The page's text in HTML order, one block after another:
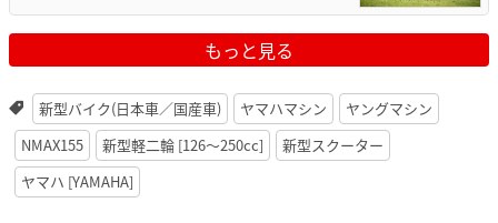
もっと見る
新型バイク(日本車／国産車) ヤマハマシン
ヤングマシン
NMAX155
新型軽二輪 [126〜250cc]
新型スクーター
ヤマハ [YAMAHA]